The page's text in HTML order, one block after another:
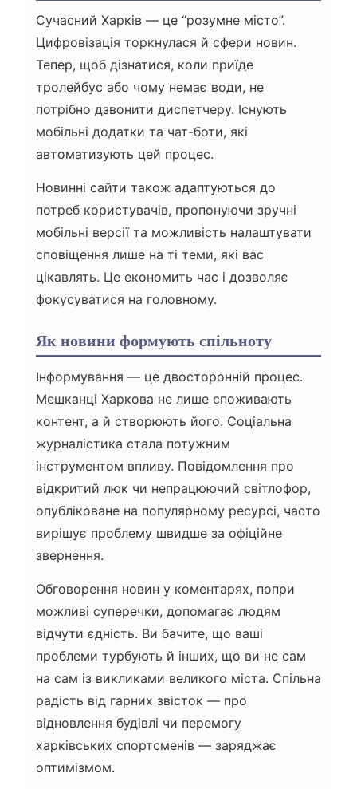
Сучасний Харків — це “розумне місто”.
Цифровізація торкнулася й сфери новин.
Тепер, щоб дізнатися, коли приїде
тролейбус або чому немає води, не
потрібно дзвонити диспетчеру. Існують
мобільні додатки та чат-боти, які
автоматизують цей процес.
Новинні сайти також адаптуються до
потреб користувачів, пропонуючи зручні
мобільні версії та можливість налаштувати
сповіщення лише на ті теми, які вас
цікавлять. Це економить час і дозволяє
фокусуватися на головному.
Як новини формують спільноту
Інформування — це двосторонній процес.
Мешканці Харкова не лише споживають
контент, а й створюють його. Соціальна
журналістика стала потужним
інструментом впливу. Повідомлення про
відкритий люк чи непрацюючий світлофор,
опубліковане на популярному ресурсі, часто
вирішує проблему швидше за офіційне
звернення.
Обговорення новин у коментарях, попри
можливі суперечки, допомагає людям
відчути єдність. Ви бачите, що ваші
проблеми турбують й інших, що ви не сам
на сам із викликами великого міста. Спільна
радість від гарних звісток — про
відновлення будівлі чи перемогу
харківських спортсменів — заряджає
оптимізмом.